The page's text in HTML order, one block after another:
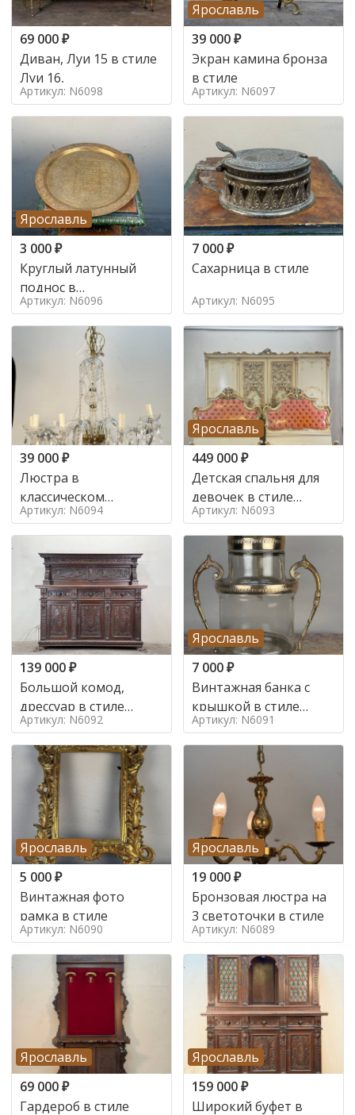
69 000₽
Диван, Луи 15 в стиле
Луи 16,
Артикул: N6098
Ярославль
39 000₽
Экран камина бронза
в стиле
Артикул: N6097
Ярославль
3 000₽
Круглый латунный
поднос в
марокканском стиле в
стиле
Артикул: N6096
7 000₽
Сахарница в стиле
Артикул: N6095
39 000₽
Люстра в
классическом
итальянском стиле на
10 ламп. в стиле
Артикул: N6094
Ярославль
449 000₽
Детская спальня для
девочек в стиле
итальянского барокко
в стиле
Артикул: N6093
139 000₽
Большой комод,
дрессуар в стиле
ренессанс,
Артикул: N6092
Ярославль
7 000₽
Винтажная банка с
крышкой в стиле
Италия,
Артикул: N6091
Ярославль
5 000₽
Винтажная фото
рамка в стиле
Артикул: N6090
Ярославль
19 000₽
Бронзовая люстра на
3 светоточки в стиле
Артикул: N6089
Ярославль
69 000₽
Гардероб в стиле
Ярославль
159 000₽
Широкий буфет в